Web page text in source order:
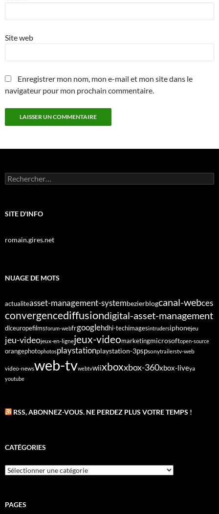
Site web
Enregistrer mon nom, mon e-mail et mon site dans le
navigateur pour mon prochain commentaire.
Rechercher :
SITE D'INFO
romain.gires.net
NUAGE DE MOTS
actualiteasset-management-systembezierblogcanal-webces
convergencediffusiondigital-asset-management
dlceuropefilmsforum-webfrgooglehdhi-techimagesintrudersiphonejeu
jeu-videojeux-en-lignejeux-videomarketingmicrosoftopen-source
orangephotophotosplaystationplaystation-3pspsonytrailerstv-web
video-newsweb-tvwebtvwiixboxxbox-360xbox-liveya
youtube
RSS, ABONNEZ-VOUS. NE PERDEZ PLUS VOTRE TEMPS !
CATÉGORIES
Catégories
PAGES